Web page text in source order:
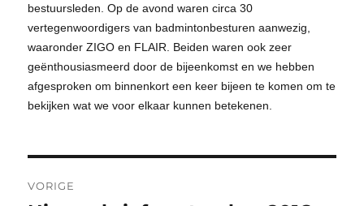
bestuursleden. Op de avond waren circa 30
vertegenwoordigers van badmintonbesturen aanwezig,
waaronder ZIGO en FLAIR. Beiden waren ook zeer
geënthousiasmeerd door de bijeenkomst en we hebben
afgesproken om binnenkort een keer bijeen te komen om te
bekijken wat we voor elkaar kunnen betekenen.
navigatie
VORIGE